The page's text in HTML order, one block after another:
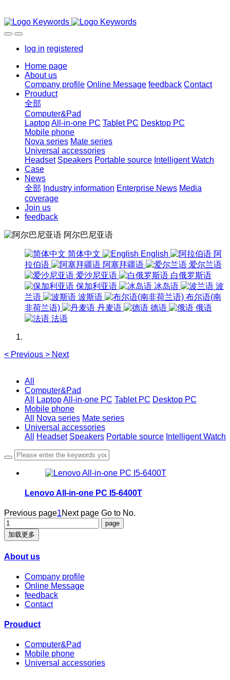
log in registered
Home page
About us
Company profile Online Message feedback Contact
Prouduct
全部
Computer&Pad
LaptopAll-in-one PC Tablet PC Desktop PC
Mobile phone
Nova series Mate series
Universal accessories
Headset Speakers Portable source Intelligent Watch
Case
News
全部 Industry information Enterprise News Media
coverage
Join us
feedback
阿尔巴尼亚语
简体中文 English
阿
拉伯语
阿塞拜疆语
爱尔兰语
爱沙尼亚语
白俄罗斯语
保加利亚语
冰岛语
波
兰语
波斯语
布尔语(南
非荷兰语)
丹麦语 德语
俄语
法语
< Previous > Next
All
Computer&Pad
All
LaptopAll-in-one PC Tablet PC Desktop PC
Mobile phone
All
Nova series Mate series
Universal accessories
All
Headset Speakers Portable source Intelligent Watch
Lenovo All-in-one PC I5-6400T
Previous page1Next page Go to No.
加载更多
About us
Company profile
Online Message
feedback
Contact
Prouduct
Computer&Pad
Mobile phone
Universal accessories